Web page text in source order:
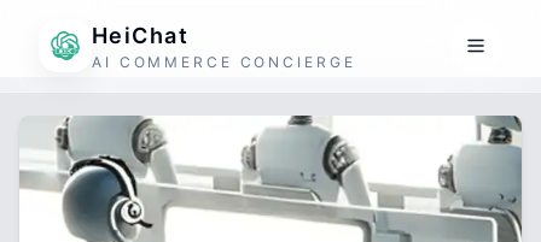
HeiChat
AI COMMERCE CONCIERGE